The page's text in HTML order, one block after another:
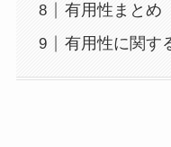
有用性まとめ
有用性に関す